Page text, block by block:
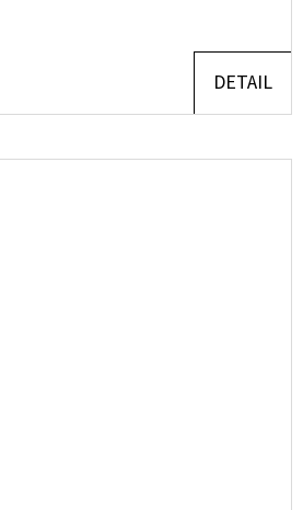
DETAIL